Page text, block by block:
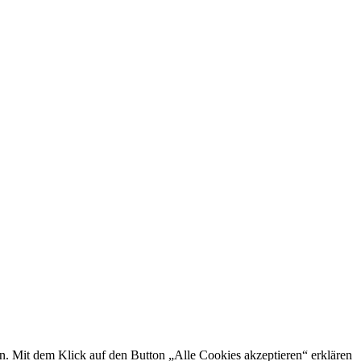
Mit dem Klick auf den Button „Alle Cookies akzeptieren“ erklären